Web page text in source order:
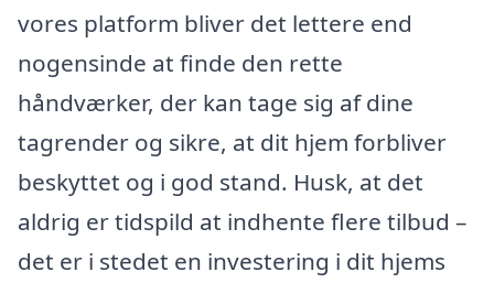
vores platform bliver det lettere end
nogensinde at finde den rette
håndværker, der kan tage sig af dine
tagrender og sikre, at dit hjem forbliver
beskyttet og i god stand. Husk, at det
aldrig er tidspild at indhente flere tilbud –
det er i stedet en investering i dit hjems